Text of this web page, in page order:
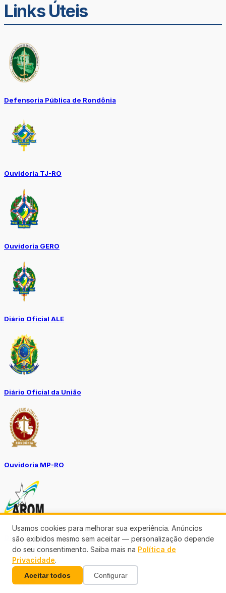
Links Úteis
Defensoria Pública de Rondônia
Ouvidoria TJ-RO
Ouvidoria GERO
Diário Oficial ALE
Diário Oficial da União
Ouvidoria MP-RO
Diário Oficial Municípios
Usamos cookies para melhorar sua experiência. Anúncios
são exibidos mesmo sem aceitar — personalização depende
do seu consentimento. Saiba mais na Política de
Privacidade.
Aceitar todos Configurar